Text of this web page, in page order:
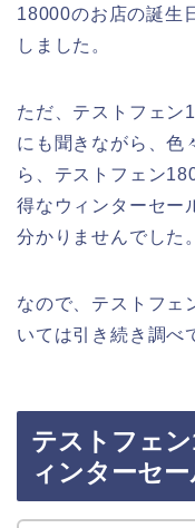
18000のお店の誕生
しました。
ただ、テストフェン
にも聞きながら、色
ら、テストフェン
得なウィンターセー
分かりませんでした。
なので、テストフェ
いては引き続き調べ
テストフェ
ィンターセ